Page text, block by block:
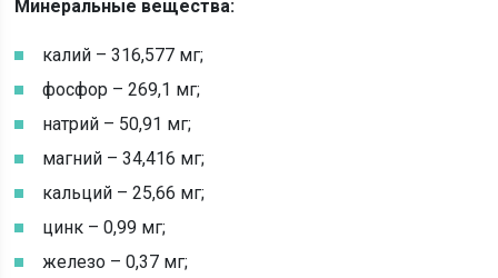
Минеральные вещества:
калий – 316,577 мг;
фосфор – 269,1 мг;
натрий – 50,91 мг;
магний – 34,416 мг;
кальций – 25,66 мг;
цинк – 0,99 мг;
железо – 0,37 мг;